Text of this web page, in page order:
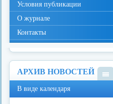
Условия публикации
О журнале
Контакты
АРХИВ НОВОСТЕЙ
В виде календаря